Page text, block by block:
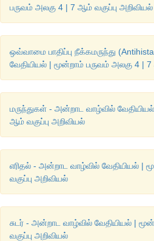
பருவம் அலகு 4 | 7 ஆம் வகுப்பு அறிவியல்
ஒவ்வாமை பாதிப்பு நீக்கமருந்து
வேதியியல் | மூன்றாம் பருவம் அலகு 4 | 7
மருந்துகள் - அன்றாட வாழ்வில்
ஆம் வகுப்பு அறிவியல்
எரிதல் - அன்றாட வாழ்வில் வேதியியல் |
வகுப்பு அறிவியல்
சுடர் - அன்றாட வாழ்வில் வேதியியல் |
வகுப்பு அறிவியல்